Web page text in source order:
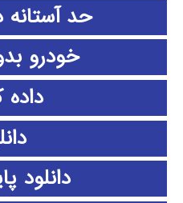
حد
خودرو
دانلود